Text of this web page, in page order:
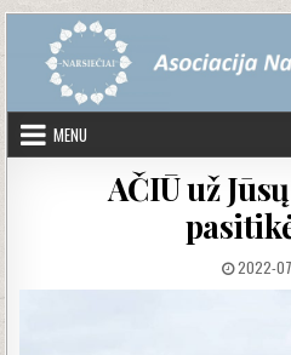
Skip to content
MENU
AČIŪ už
2022-